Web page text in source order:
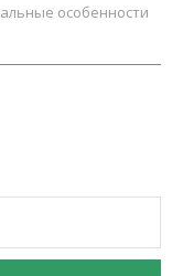
особенности